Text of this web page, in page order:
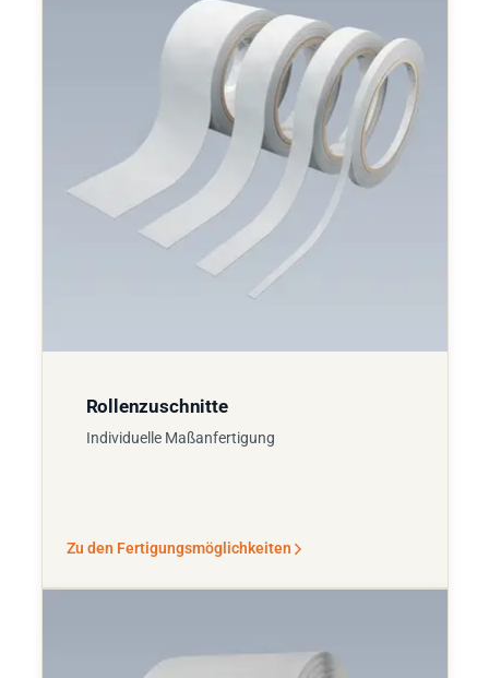
Rollenzuschnitte
Individuelle Maßanfertigung
Zu den Fertigungsmöglichkeiten